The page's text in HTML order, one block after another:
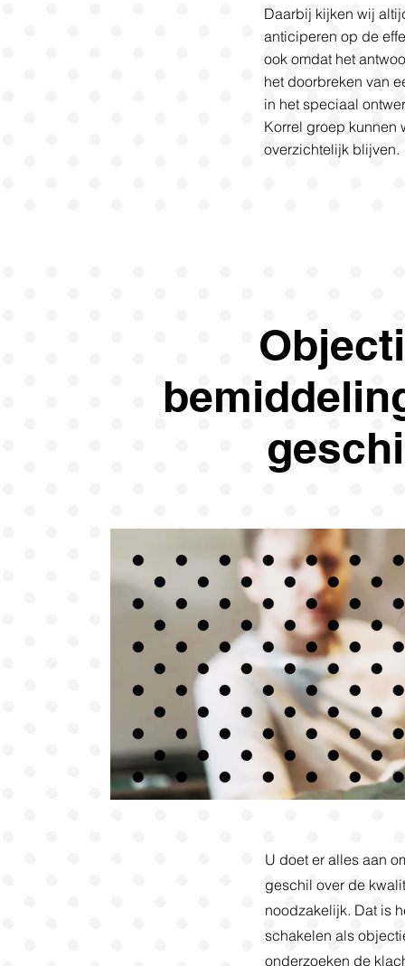
Daarbij kijken wij
anticiperen op de
ook omdat het
het doorbreken van
in het speciaal
Korrel groep kunnen
overzichtelijk blijven.
U doet er alles aan
geschil over de
noodzakelijk. Dat is
schakelen als
onderzoeken de